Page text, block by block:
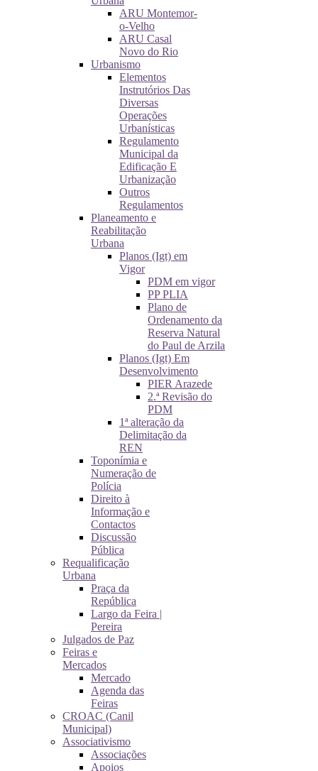
ARU Montemor-
o-Velho
ARU Casal
Novo do Rio
Urbanismo
Elementos
Instrutórios Das
Diversas
Operações
Urbanísticas
Regulamento
Municipal da
Edificação E
Urbanização
Outros
Regulamentos
Planeamento e
Reabilitação
Urbana
Planos (Igt) em
Vigor
PDM em vigor
PP PLIA
Plano de
Ordenamento da
Reserva Natural
do Paul de Arzila
Planos (Igt) Em
Desenvolvimento
PIER Arazede
2.ª Revisão do
PDM
1ª alteração da
Delimitação da
REN
Toponímia e
Numeração de
Polícia
Direito à
Informação e
Contactos
Discussão
Pública
Requalificação
Urbana
Praça da
República
Largo da Feira |
Pereira
Julgados de Paz
Feiras e
Mercados
Mercado
Agenda das
Feiras
CROAC (Canil
Municipal)
Associativismo
Associações
Apoios